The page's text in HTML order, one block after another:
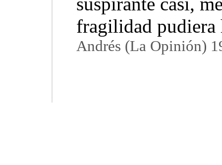
fragilidad pudiera
Andrés (La Opinión)